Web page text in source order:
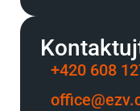
+420 608